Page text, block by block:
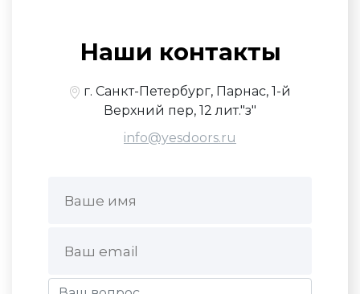
Наши контакты
г. Санкт-Петербург, Парнас, 1-й
Верхний пер, 12 лит."з"
info@yesdoors.ru